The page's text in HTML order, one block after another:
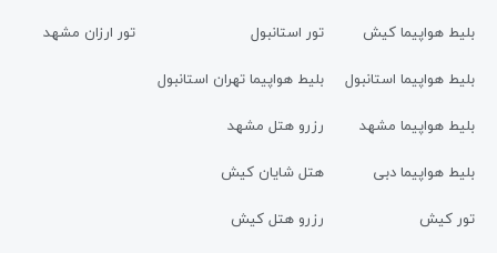
بلیط هواپیما کیش
بلیط هواپیما استانبول
بلیط هواپیما مشهد
بلیط هواپیما دبی
تور کیش
تور استانبول
بلیط هواپیما تهران استانبول
رزرو هتل مشهد
هتل شایان کیش
رزرو هتل کیش
تور ارزان مشهد